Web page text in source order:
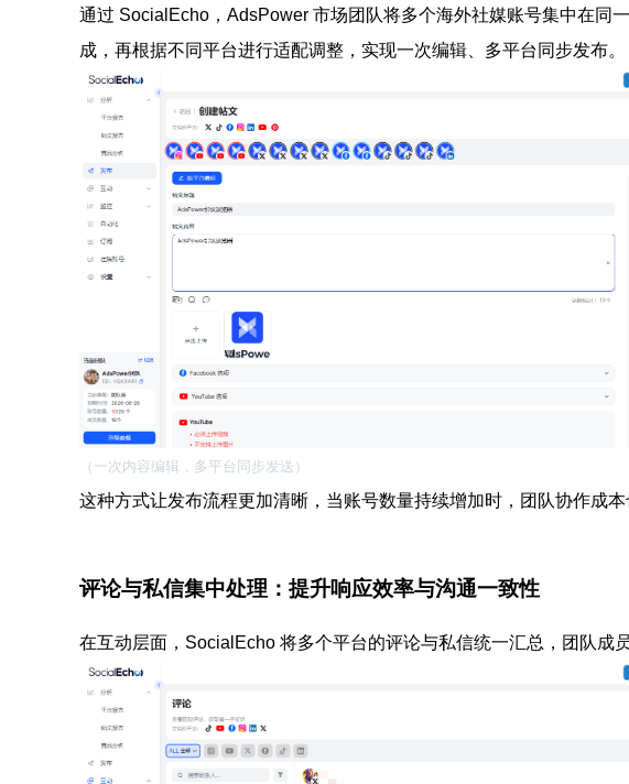
通过 SocialEcho，AdsPower 市场团队将多个海外社媒账号集中在同
成，再根据不同平台进行适配调整，实现一次编辑、多平台同步发布。
（一次内容编辑，多平台同步发送）
这种方式让发布流程更加清晰，当账号数量持续增加时，团队协作成本
评论与私信集中处理：提升响应效率与沟通一致性
在互动层面，SocialEcho 将多个平台的评论与私信统一汇总，团队成